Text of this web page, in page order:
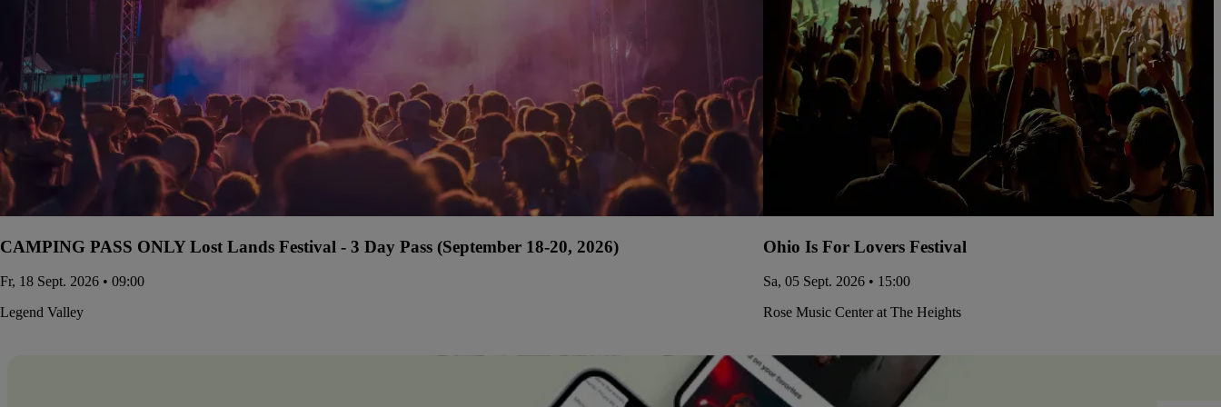
CAMPING PASS ONLY Lost Lands Festival - 3 Day Pass (September 18-20, 2026)
Fr, 18 Sept. 2026 • 09:00
Legend Valley
Ohio Is For Lovers Festival
Sa, 05 Sept. 2026 • 15:00
Rose Music Center at The Heights